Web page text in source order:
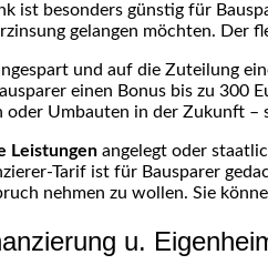
ist besonders günstig für
gelangen möchten.
und auf die Zuteilung
einen Bonus bis zu 300
Umbauten in der Zukunft –
Leistungen angelegt oder
Tarif ist für Bausparer
nehmen zu wollen. Sie
u.